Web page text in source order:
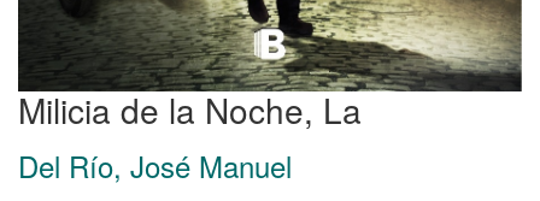
Milicia de la Noche, La
Del Río, José Manuel